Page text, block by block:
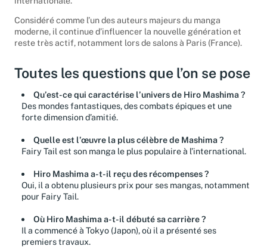
Considéré comme l’un des auteurs majeurs du manga
moderne, il continue d’influencer la nouvelle génération et
reste très actif, notamment lors de salons à Paris (France).
Toutes les questions que l’on se pose
Qu’est-ce qui caractérise l’univers de Hiro Mashima ?
Des mondes fantastiques, des combats épiques et une
forte dimension d’amitié.
Quelle est l’œuvre la plus célèbre de Mashima ?
Fairy Tail est son manga le plus populaire à l’international.
Hiro Mashima a-t-il reçu des récompenses ?
Oui, il a obtenu plusieurs prix pour ses mangas, notamment
pour Fairy Tail.
Où Hiro Mashima a-t-il débuté sa carrière ?
Il a commencé à Tokyo (Japon), où il a présenté ses
premiers travaux.